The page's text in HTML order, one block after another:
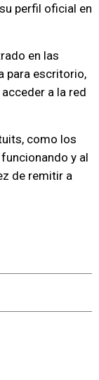
perfil oficial en
en las
para escritorio,
a la red
como los
y al
de remitir a